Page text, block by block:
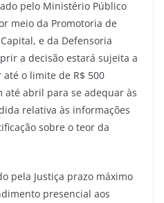
pelo Ministério Público
meio da Promotoria de
e da Defensoria
a decisão estará sujeita a
o limite de R$ 500
até abril para se adequar às
relativa às informações
sobre o teor da
pela Justiça prazo máximo
presencial aos